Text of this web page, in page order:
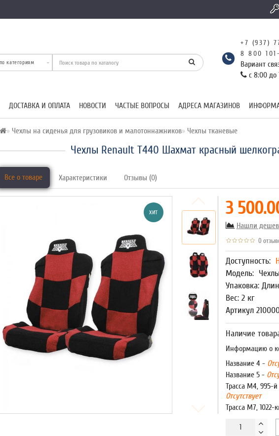
+7 (937)
8 800
Вариант
с 8:00 до
ДОСТАВКА И ОПЛАТА НОВОСТИ ЧАСТЫЕ ВОПРОСЫ АДРЕСА МАГАЗИНОВ
Чехлы на сиденья для грузовиков и малотоннажников Чехлы тканевые
Чехлы Renault T440 Шахмат красный
Все о товаре Характеристики Отзывы (0)
ХИТ 3
Нашли
0
Доступность:
Модель:
Упаковка:
Вес: 2 кг
Артикул
Наличие
Информацию о
Название 4 -
Название 5 -
Трасса М4, 995-
Отсутствует
Трасса М7, 1022-